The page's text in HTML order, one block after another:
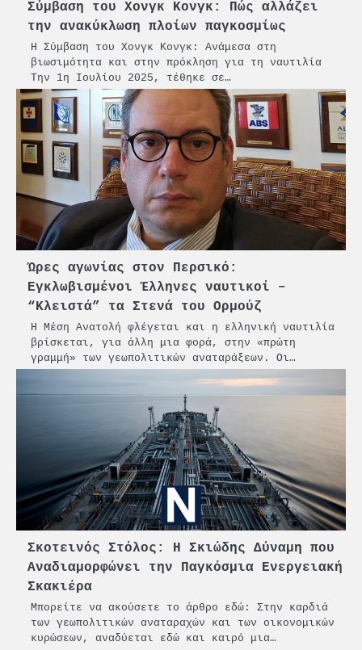
Σύμβαση του Χονγκ Κονγκ: Πώς αλλάζει
την ανακύκλωση πλοίων παγκοσμίως
Η Σύμβαση του Χονγκ Κονγκ: Ανάμεσα στη
βιωσιμότητα και στην πρόκληση για τη ναυτιλία
Την 1η Ιουλίου 2025, τέθηκε σε…
Ώρες αγωνίας στον Περσικό:
Εγκλωβισμένοι Έλληνες ναυτικοί –
“Κλειστά” τα Στενά του Ορμούζ
Η Μέση Ανατολή φλέγεται και η ελληνική ναυτιλία
βρίσκεται, για άλλη μια φορά, στην «πρώτη
γραμμή» των γεωπολιτικών αναταράξεων. Οι…
Σκοτεινός Στόλος: Η Σκιώδης Δύναμη που
Αναδιαμορφώνει την Παγκόσμια Ενεργειακή
Σκακιέρα
Μπορείτε να ακούσετε το άρθρο εδώ: Στην καρδιά
των γεωπολιτικών αναταραχών και των οικονομικών
κυρώσεων, αναδύεται εδώ και καιρό μια…